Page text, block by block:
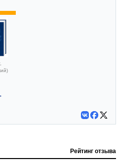
Рейтинг отзыва